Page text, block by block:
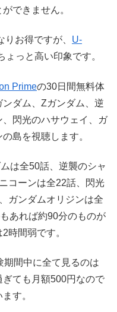
できません。
お得ですが、 U-
っと高い印象です。
Primeの30日間無料体
ダム、Zガンダム、逆
閃光のハサウェイ、ガ
島を視聴します。
は全50話、逆襲のシャ
コーンは全22話、閃光
ガンダムオリジンは全
あれば約90分のものが
時間弱です。
期間中に全て見るのは
ても月額500円なので
す。